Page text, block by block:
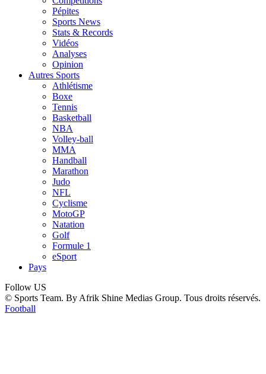
Pépites
Sports News
Stats & Records
Vidéos
Analyses
Opinion
Autres Sports
Athlétisme
Boxe
Tennis
Basketball
NBA
Volley-ball
MMA
Handball
Marathon
Judo
NFL
Cyclisme
MotoGP
Natation
Golf
Formule 1
eSport
Pays
Follow US
© Sports Team. By Afrik Shine Medias Group. Tous droits réservés.
Football